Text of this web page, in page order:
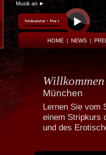
HOME| NEWS|
Musik an ►
München
Lernen Sie vom
einem Stripkurs
und des